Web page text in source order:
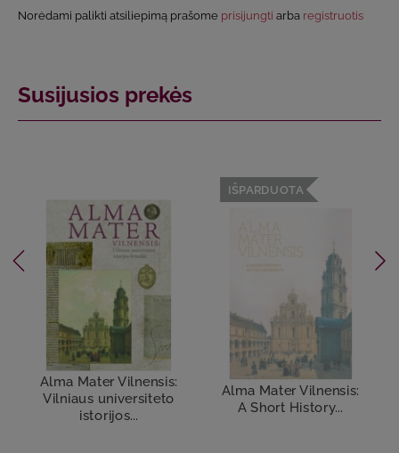
Norėdami palikti atsiliepimą prašome prisijungti arba registruotis
Susijusios prekės
Alma Mater Vilnensis:
Vilniaus universiteto
istorijos...
IŠPARDUOTA
Alma Mater Vilnensis:
A Short History...